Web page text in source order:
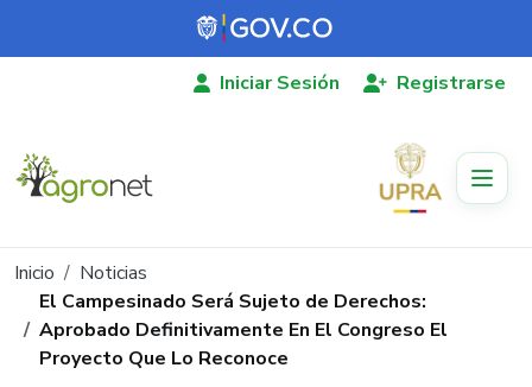
Pasar al contenido principal
Iniciar Sesión Registrarse
Ruta de navegación
Inicio
Noticias
El Campesinado Será Sujeto de Derechos:
Aprobado Definitivamente En El Congreso El
Proyecto Que Lo Reconoce